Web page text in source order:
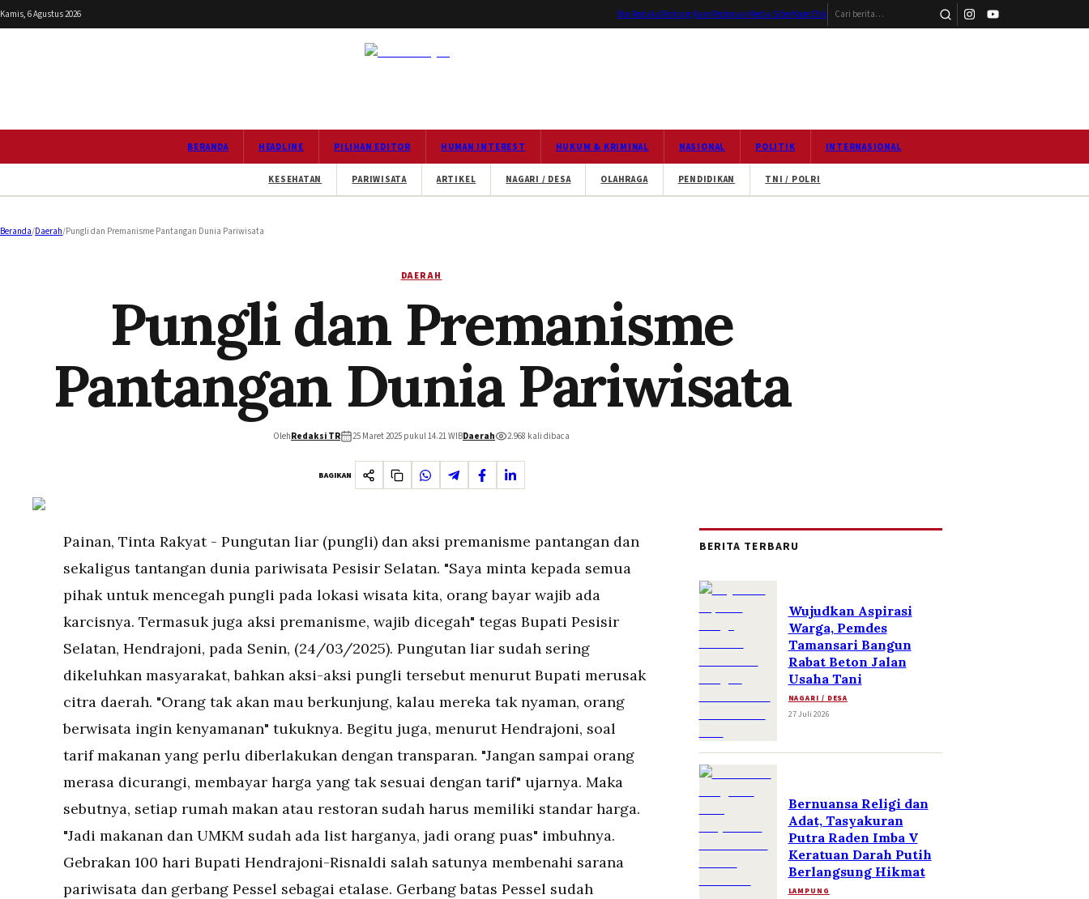
Kamis, 6 Agustus 2026 Box RedaksiTentang KamiPedoman Media SiberKode Etik Cari berita
BERANDA HEADLINE PILIHAN EDITOR HUMAN INTEREST HUKUM & KRIMINAL NASIONAL POLITIK INTERNASIONAL
KESEHATAN PARIWISATA ARTIKEL NAGARI / DESA OLAHRAGA PENDIDIKAN TNI / POLRI
Beranda/Daerah/Pungli dan Premanisme Pantangan Dunia Pariwisata
DAERAH
Pungli dan Premanisme
Pantangan Dunia Pariwisata
OlehRedaksi TR 25 Maret 2025 pukul 14.21WIBDaerah 2.968 kali dibaca
BAGIKAN
Painan, Tinta Rakyat - Pungutan liar (pungli) dan aksi premanisme pantangan dan
sekaligus tantangan dunia pariwisata Pesisir Selatan. "Saya minta kepada semua
pihak untuk mencegah pungli pada lokasi wisata kita, orang bayar wajib ada
karcisnya. Termasuk juga aksi premanisme, wajib dicegah" tegas Bupati Pesisir
Selatan, Hendrajoni, pada Senin, (24/03/2025). Pungutan liar sudah sering
dikeluhkan masyarakat, bahkan aksi-aksi pungli tersebut menurut Bupati merusak
citra daerah. "Orang tak akan mau berkunjung, kalau mereka tak nyaman, orang
berwisata ingin kenyamanan" tukuknya. Begitu juga, menurut Hendrajoni, soal
tarif makanan yang perlu diberlakukan dengan transparan. "Jangan sampai orang
merasa dicurangi, membayar harga yang tak sesuai dengan tarif" ujarnya. Maka
sebutnya, setiap rumah makan atau restoran sudah harus memiliki standar harga.
"Jadi makanan dan UMKM sudah ada list harganya, jadi orang puas" imbuhnya.
Gebrakan 100 hari Bupati Hendrajoni-Risnaldi salah satunya membenahi sarana
pariwisata dan gerbang Pessel sebagai etalase. Gerbang batas Pessel sudah
BERITA TERBARU
Wujudkan Aspirasi
Warga, Pemdes
Tamansari Bangun
Rabat Beton Jalan
Usaha Tani
NAGARI / DESA
27 Juli 2026
Bernuansa Religi dan
Adat, Tasyakuran
Putra Raden Imba V
Keratuan Darah Putih
Berlangsung Hikmat
LAMPUNG